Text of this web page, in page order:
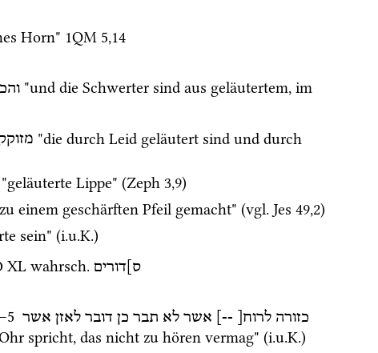
Horn" 1QM 5,14
"und die Schwerter sind aus geläutertem, im
"die durch Leid geläutert sind und durch
"geläuterte Lippe" (Zeph 3,9)
einem geschärften Pfeil gemacht" (vgl. Jes 49,2)
sein" (i.u.K.)
XL wahrsch. ס]דורים
–5 כזורה לרוח[ --] אשר לא תבר כן דובר לאזן אשר
spricht, das nicht zu hören vermag" (i.u.K.)